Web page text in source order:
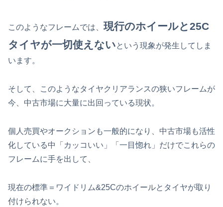
このようなフレームでは、 現行のホイールと25C
タイヤが一切使えないという現象が発生してしま
います。
そして、このようなタイヤクリアランスの狭いフレームが
今、中古市場に大量に出回っている現状。
個人売買やオークションも一般的になり、中古市場も活性
化している中「カッコいい」「一目惚れ」だけでこれらの
フレームに手を出して、
現在の標準＝ワイドリム&25Cのホイールとタイヤが取り
付けられない。